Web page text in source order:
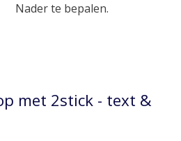
Nader te bepalen.
met 2stick - text &